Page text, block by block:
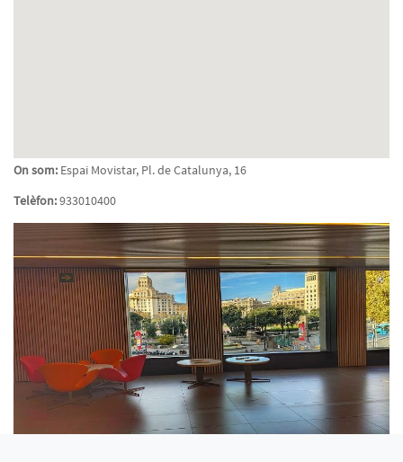
On som: Espai Movistar, Pl. de Catalunya, 16
Telèfon:933010400